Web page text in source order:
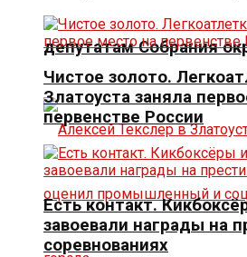
депутатам Собрания
Чистое золото.
Златоуста заняла
первенстве России
Есть контакт.
завоевали награды на
соревнованиях